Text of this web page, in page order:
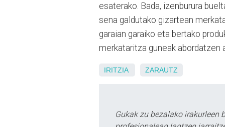
esaterako. Bada, izenburura
sena galdutako gizartean
garaian garaiko eta bertako
merkataritza guneak abordatzen
IRITZIA ZARAUTZ
Gukak zu bezalako irakurleen